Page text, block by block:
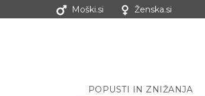
Moški.si Ženska.si
POPUSTI IN ZNIŽANJA